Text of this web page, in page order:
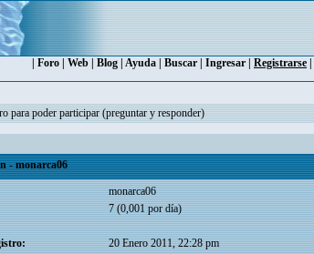
Foro Web Blog Ayuda Buscar Ingresar Registrarse
para poder participar (preguntar y responder)
- monarca06
monarca06
7 (0,001 por día)
20 Enero 2011, 22:28 pm